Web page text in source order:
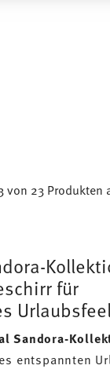
von 23 Produkten
für
Sandora-
entspannten